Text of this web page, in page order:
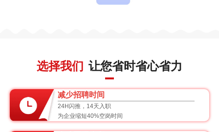
选择我们 让您省时省心省力
减少招聘时间
24H闪推，14天入职
为企业缩短40%空岗时间